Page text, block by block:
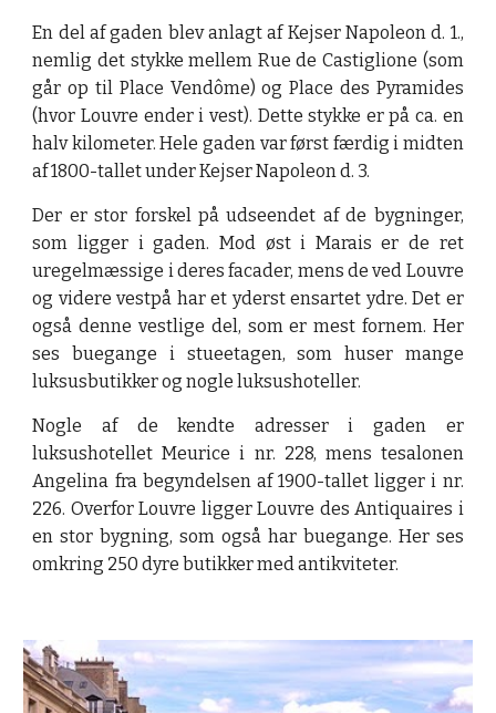
En del af gaden blev anlagt af Kejser Napoleon d. 1.,
nemlig det stykke mellem Rue de Castiglione (som
går op til Place Vendôme) og Place des Pyramides
(hvor Louvre ender i vest). Dette stykke er på ca. en
halv kilometer. Hele gaden var først færdig i midten
af 1800-tallet under Kejser Napoleon d. 3.
Der er stor forskel på udseendet af de bygninger,
som ligger i gaden. Mod øst i Marais er de ret
uregelmæssige i deres facader, mens de ved Louvre
og videre vestpå har et yderst ensartet ydre. Det er
også denne vestlige del, som er mest fornem. Her
ses buegange i stueetagen, som huser mange
luksusbutikker og nogle luksushoteller.
Nogle af de kendte adresser i gaden er
luksushotellet Meurice i nr. 228, mens tesalonen
Angelina fra begyndelsen af 1900-tallet ligger i nr.
226. Overfor Louvre ligger Louvre des Antiquaires i
en stor bygning, som også har buegange. Her ses
omkring 250 dyre butikker med antikviteter.